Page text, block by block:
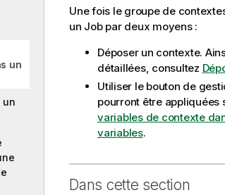
un
un
Une fois le groupe de
un Job par deux moyens :
Déposer un contexte.
détaillées, consultez
Utiliser le bouton de
pourront être appliquées
variables de contexte
variables.
Dans cette section